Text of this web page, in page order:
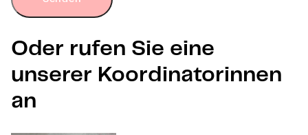
Oder rufen Sie eine
unserer Koordinatorinnen
an